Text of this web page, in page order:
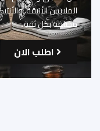
الملابس الأنيقة،
مختلفة بكل ثقة.
اطلب الان